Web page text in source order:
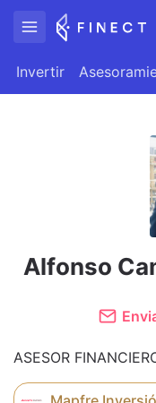
Invertir
Alfonso
ASESOR